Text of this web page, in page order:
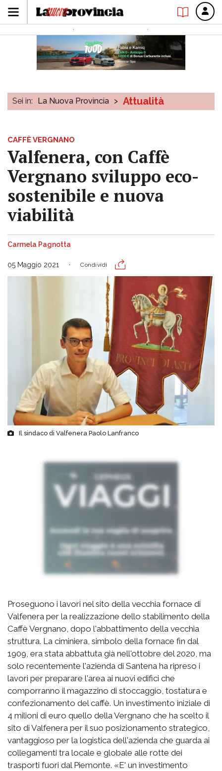
Sei in: La Nuova Provincia > Attualità
CAFFÈ VERGNANO
Valfenera, con Caffè
Vergnano sviluppo eco-
sostenibile e nuova
viabilità
Carmela Pagnotta
05 Maggio 2021 Condividi
Il sindaco di Valfenera Paolo Lanfranco
Proseguono i lavori nel sito della vecchia fornace di
Valfenera per la realizzazione dello stabilimento della
Caffè Vergnano, dopo l'abbattimento della vecchia
struttura. La ciminiera, simbolo della fornace fin dal
1909, era stata abbattuta già nell'ottobre del 2020, ma
solo recentemente l'azienda di Santena ha ripreso i
lavori per preparare l'area ai nuovi edifici che
comporranno il magazzino di stoccaggio, tostatura e
confezionamento del caffè. Un investimento iniziale di
4 milioni di euro quello della Vergnano che ha scelto il
sito di Valfenera per il suo posizionamento strategico,
vantaggioso per la logistica dell'azienda che guarda ai
collegamenti tra locale e globale alle rotte dei
trasporti fuori dal Piemonte. «E' un investimento